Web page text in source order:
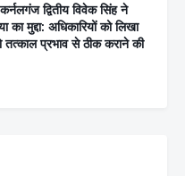
द्वितीय विवेक सिंह ने
का मुद्दा: अधिकारियों को लिखा
प्रभाव से ठीक कराने की